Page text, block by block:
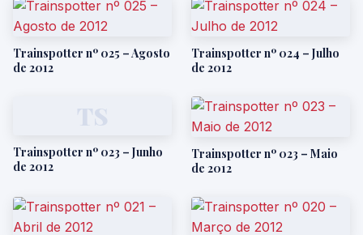
Trainspotter nº 025 – Agosto
de 2012
Trainspotter nº 024 – Julho
de 2012
TS
Trainspotter nº 023 – Junho
de 2012
Trainspotter nº 023 – Maio
de 2012